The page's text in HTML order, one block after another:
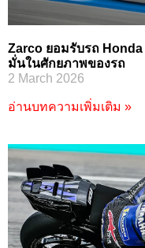
Zarco ยอมรับรถ
มั่นในศักยภาพของรถ
2 March 2026
อ่านบทความเพิ่มเติม »